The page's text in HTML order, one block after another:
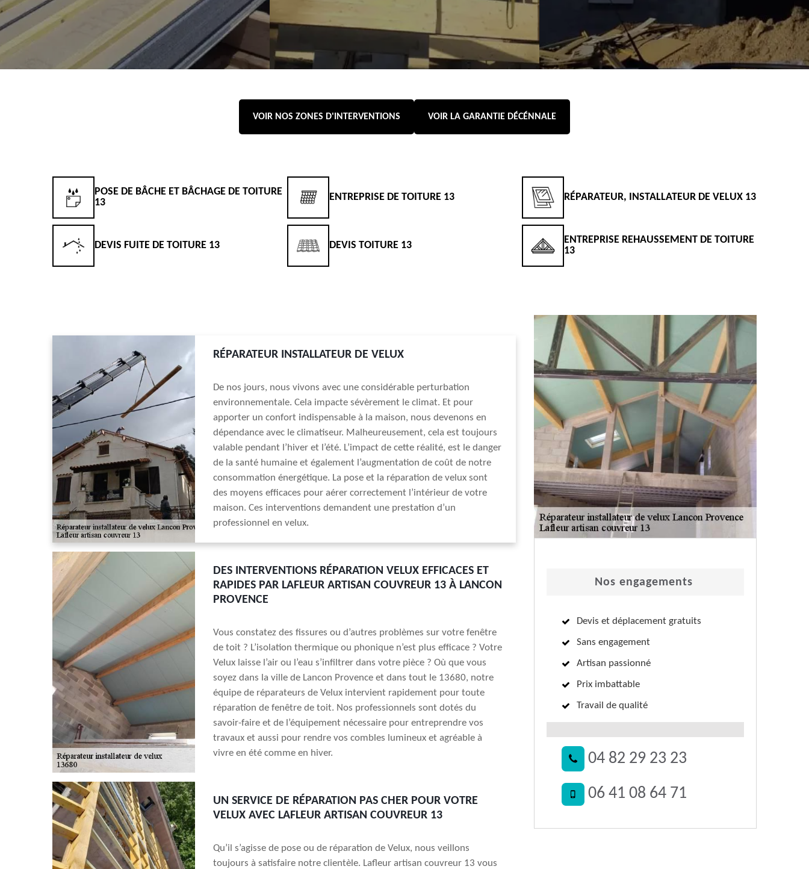
VOIR NOS ZONES D'INTERVENTIONS VOIR LA GARANTIE DÉCÉNNALE
POSE DE BÂCHE ET BÂCHAGE DE TOITURE
13
DEVIS FUITE DE TOITURE 13
ENTREPRISE DE TOITURE 13
DEVIS TOITURE 13
RÉPARATEUR, INSTALLATEUR DE VELUX 13
ENTREPRISE REHAUSSEMENT DE TOITURE
13
RÉPARATEUR INSTALLATEUR DE VELUX
De nos jours, nous vivons avec une considérable perturbation
environnementale. Cela impacte sévèrement le climat. Et pour
apporter un confort indispensable à la maison, nous devenons en
dépendance avec le climatiseur. Malheureusement, cela est toujours
valable pendant l’hiver et l’été. L’impact de cette réalité, est le danger
de la santé humaine et également l’augmentation de coût de notre
consommation énergétique. La pose et la réparation de velux sont
des moyens efficaces pour aérer correctement l’intérieur de votre
maison. Ces interventions demandent une prestation d’un
professionnel en velux.
DES INTERVENTIONS RÉPARATION VELUX EFFICACES ET
RAPIDES PAR LAFLEUR ARTISAN COUVREUR 13 À LANCON
PROVENCE
Vous constatez des fissures ou d’autres problèmes sur votre fenêtre
de toit ? L’isolation thermique ou phonique n’est plus efficace ? Votre
Velux laisse l’air ou l’eau s’infiltrer dans votre pièce ? Où que vous
soyez dans la ville de Lancon Provence et dans tout le 13680, notre
équipe de réparateurs de Velux intervient rapidement pour toute
réparation de fenêtre de toit. Nos professionnels sont dotés du
savoir-faire et de l’équipement nécessaire pour entreprendre vos
travaux et aussi pour rendre vos combles lumineux et agréable à
vivre en été comme en hiver.
UN SERVICE DE RÉPARATION PAS CHER POUR VOTRE
VELUX AVEC LAFLEUR ARTISAN COUVREUR 13
Qu’il s’agisse de pose ou de réparation de Velux, nous veillons
toujours à satisfaire notre clientèle. Lafleur artisan couvreur 13 vous
Nos engagements
Devis et déplacement gratuits
Sans engagement
Artisan passionné
Prix imbattable
Travail de qualité
04 82 29 23 23
06 41 08 64 71